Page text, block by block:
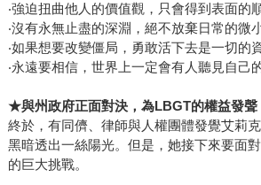
‧強迫扭曲他人的價值觀，只會得到表面的順
‧沒有永無止盡的深淵，絕不放棄日常的微
‧如果想要改變僵局，勇敢活下去是一切的資
‧永遠要相信，世界上一定會有人聽見自己
★與州政府正面對決，為LBGT的權益發聲
終於，有同儕、律師與人權團體發覺艾莉
黑暗透出一絲陽光。但是，她接下來要面
的巨大挑戰。